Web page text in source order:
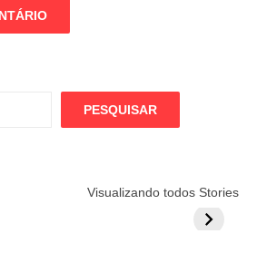
PESQUISAR
Visualizando todos Stories
Globo quer
Lesão
do